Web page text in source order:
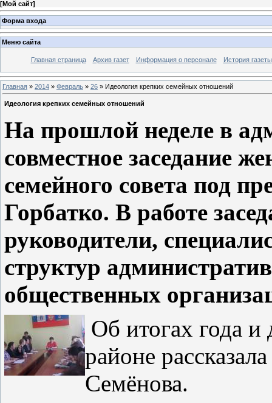
[Мой сайт]
Форма входа
Меню сайта
Главная страница Архив газет Информация о персонале История газеты
Главная » 2014 » Февраль » 26 » Идеология крепких семейных отношений
Идеология крепких семейных отношений
На прошлой неделе в
совместное заседание
семейного совета под
Горбатко. В работе
руководители,
структур
общественных
Об итогах года и
районе
Семёнова.